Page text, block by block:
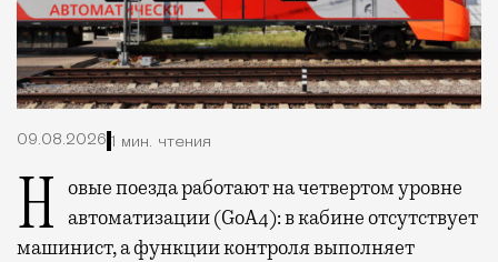
09.08.2026 1 мин. чтения
Новые поезда работают на четвертом уровне автоматизации (GoA4): в кабине отсутствует
машинист, а функции контроля выполняет